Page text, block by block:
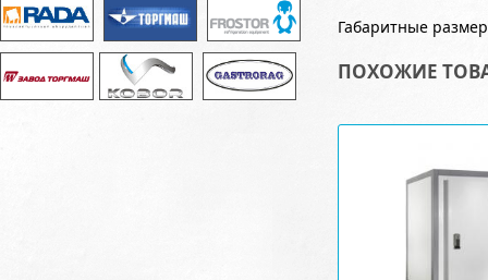
Габаритные
ПОХОЖИЕ